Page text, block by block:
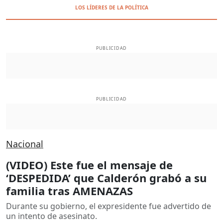
LOS LÍDERES DE LA POLÍTICA
PUBLICIDAD
PUBLICIDAD
Nacional
(VIDEO) Este fue el mensaje de
‘DESPEDIDA’ que Calderón grabó a su
familia tras AMENAZAS
Durante su gobierno, el expresidente fue advertido de
un intento de asesinato.